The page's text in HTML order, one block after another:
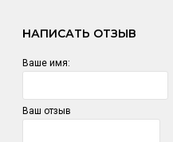
НАПИСАТЬ ОТЗЫВ
Ваше имя:
Ваш отзыв